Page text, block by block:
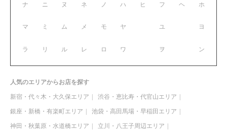
ナ ニ ヌ ネ ノ
マ ミ ム メ モ
ラ リ ル レ ロ
ハ ヒ フ ヘ ホ
ヤ ユ ヨ
ワ ヲ ン
人気のエリアからお店を探す
新宿・代々木・大久保エリア 渋谷・恵比寿・代官山エリア
銀座・新橋・有楽町エリア 池袋・高田馬場・早稲田エリア
神田・秋葉原・水道橋エリア 立川・八王子周辺エリア